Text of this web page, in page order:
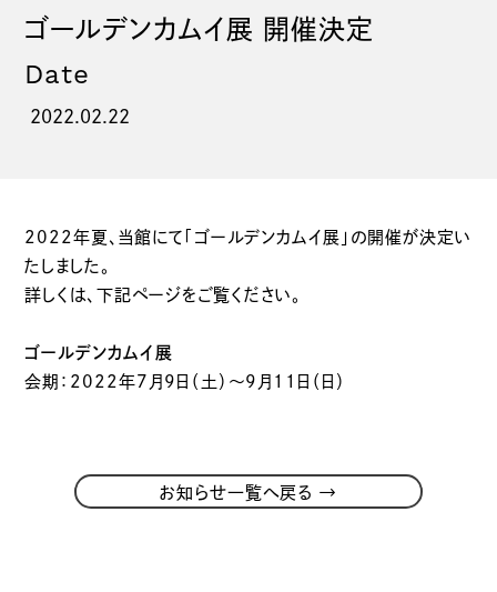
ゴールデンカムイ展 開催決定
Date
2022.02.22
2022年夏、当館にて「ゴールデンカムイ展」の開催が決定い
たしました。
詳しくは、下記ページをご覧ください。
ゴールデンカムイ展
会期：2022年7月9日（土）～9月11日（日）
お知らせ一覧へ戻る →